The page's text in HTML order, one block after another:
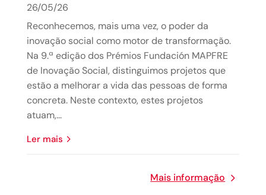
26/05/26
Reconhecemos, mais uma vez, o poder da
inovação social como motor de transformação.
Na 9.ª edição dos Prémios Fundación MAPFRE
de Inovação Social, distinguimos projetos que
estão a melhorar a vida das pessoas de forma
concreta. Neste contexto, estes projetos
atuam,...
Ler mais
Mais informação